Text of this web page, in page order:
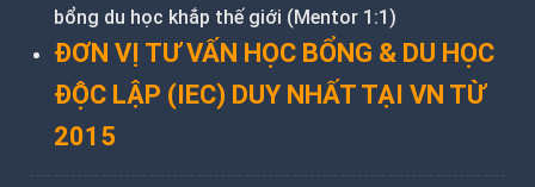
bổng du học khắp thế giới (Mentor 1:1)
ĐƠN VỊ TƯ VẤN HỌC BỔNG & DU HỌC
ĐỘC LẬP (IEC) DUY NHẤT TẠI VN TỪ
2015